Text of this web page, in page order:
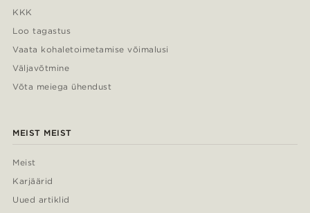
KKK
Loo tagastus
Vaata kohaletoimetamise võimalusi
Väljavõtmine
Võta meiega ühendust
MEIST MEIST
Meist
Karjäärid
Uued artiklid